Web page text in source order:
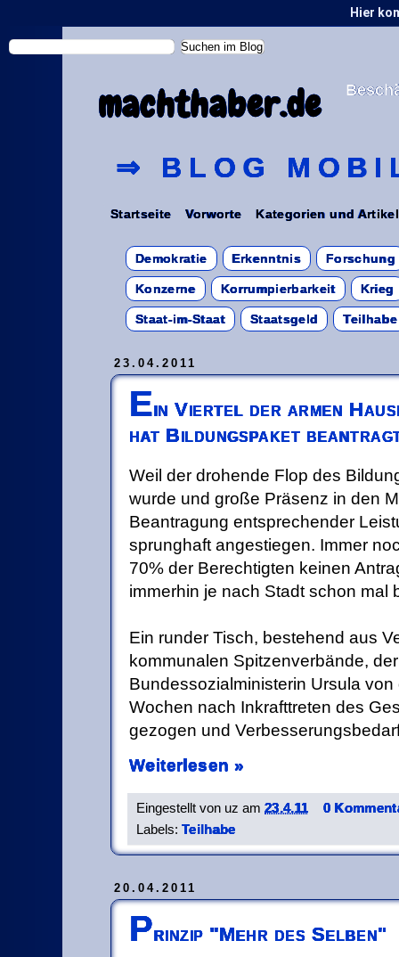
Hier
machthaber.de
⇒ BLOG
Startseite Vorworte Kategorien und Artikel
Demokratie Erkenntnis Forschung
Konzerne Korrumpierbarkeit Krieg
Staat-im-Staat Staatsgeld Teilhabe
23.04.2011
Ein Viertel der armen
hat Bildungspaket
Weil der drohende Flop des
wurde und große Präsenz in den
Beantragung entsprechender
sprunghaft angestiegen. Immer
70% der Berechtigten keinen
immerhin je nach Stadt schon mal
Ein runder Tisch, bestehend aus
kommunalen Spitzenverbände,
Bundessozialministerin Ursula
Wochen nach Inkrafttreten des
gezogen und
Weiterlesen »
Eingestellt von uz am 23.4.11
0
Labels: Teilhabe
20.04.2011
Prinzip "Mehr des Selben"